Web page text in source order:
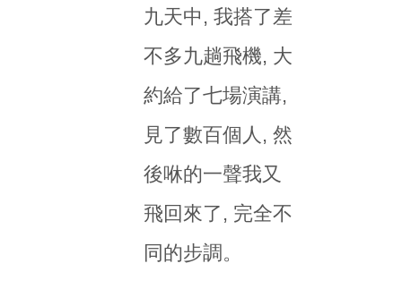
九天中, 我搭了差
不多九趟飛機, 大
約給了七場演講,
見了數百個人, 然
後咻的一聲我又
飛回來了, 完全不
同的步調。